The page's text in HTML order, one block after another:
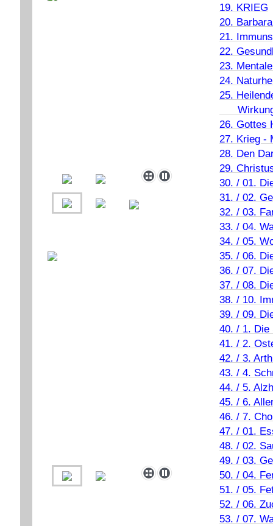
19. KRIEG
20.
21.
22.
23.
24.
25.
26. Gottes
27. Krieg -
28. Den
29.
30. / 01.
31. / 02.
32. / 03.
33. / 04.
34. / 05.
35. / 06.
36. / 07.
37. / 08.
38. / 10.
39. / 09.
40. / 1. Die
41. / 2.
42. / 3.
43. / 4.
44. / 5.
45. / 6.
46. / 7.
47. / 01.
48. / 02.
49. / 03.
50. / 04.
51. / 05.
52. / 06.
53. / 07.